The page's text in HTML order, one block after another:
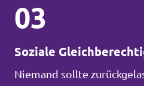
03
Soziale
Niemand sollte